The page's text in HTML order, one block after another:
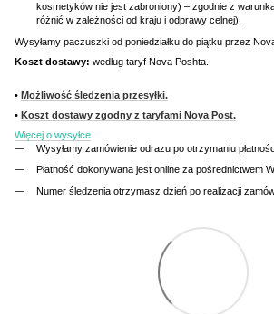
kosmetyków nie jest zabroniony) – zgodnie z
różnić w zależności od kraju i odprawy celnej).
Wysyłamy paczuszki od poniedziałku do piątku przez
Koszt dostawy: według taryf Nova Poshta.
• Możliwość śledzenia przesyłki.
• Koszt dostawy zgodny z taryfami Nova Post.
Więcej o wysyłce
Wysyłamy zamówienie odrazu po otrzymaniu
Płatność dokonywana jest online za pośrednictwem
Numer śledzenia otrzymasz dzień po realizacji